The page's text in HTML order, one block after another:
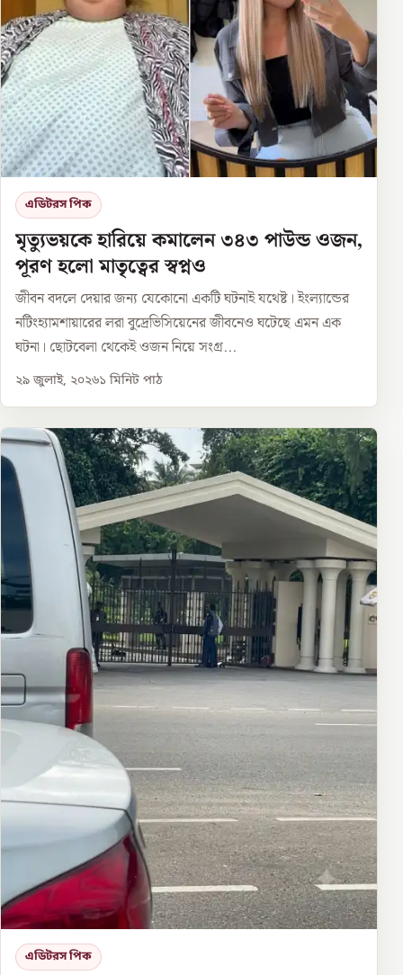
এডিটরস পিক
মৃত্যুভয়কে হারিয়ে কমালেন ৩৪৩ পাউন্ড ওজন,
পূরণ হলো মাতৃত্বের স্বপ্নও
জীবন বদলে দেয়ার জন্য যেকোনো একটি ঘটনাই যথেষ্ট। ইংল্যান্ডের
নটিংহ্যামশায়ারের লরা বুদ্রেভিসিয়েনের জীবনেও ঘটেছে এমন এক
ঘটনা। ছোটবেলা থেকেই ওজন নিয়ে সংগ্র...
২৯ জুলাই, ২০২৬১ মিনিট পাঠ
এডিটরস পিক